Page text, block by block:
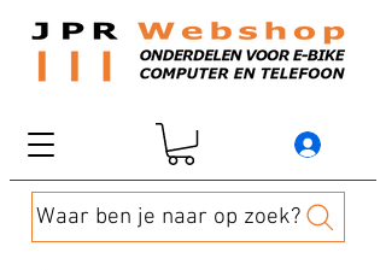
Waar ben je naar op zoek?